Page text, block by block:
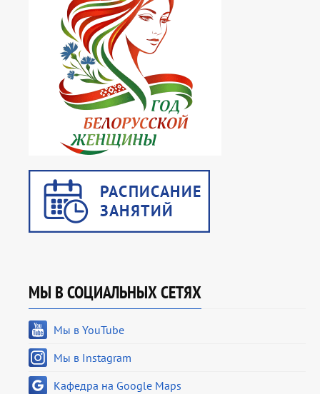
МЫ В СОЦИАЛЬНЫХ СЕТЯХ
Мы в YouTube
Мы в Instagram
Кафедра на Google Maps